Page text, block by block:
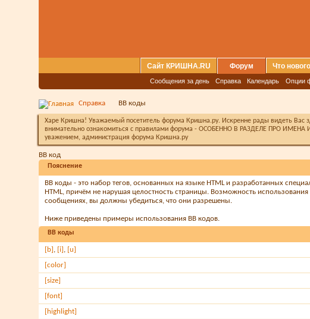
Сайт КРИШНА.RU Форум
Сообщения за день Справка Календарь Опции
Что
Справка BB коды
Харе Кришна! Уважаемый посетитель форума Кришна.ру. Искренне рады видеть Вас
внимательно ознакомиться с правилами форума - ОСОБЕННО В РАЗДЕЛЕ ПРО ИМЕНА
уважением, администрация форума Кришна.ру
BB код
Пояснение
BB коды - это набор тегов, основанных на языке HTML и разработанных
HTML, причём не нарушая целостность страницы. Возможность
сообщениях, вы должны убедиться, что они разрешены.
Ниже приведены примеры использования BB кодов.
BB коды
[b] , [i] , [u]
[color]
[size]
[font]
[highlight]